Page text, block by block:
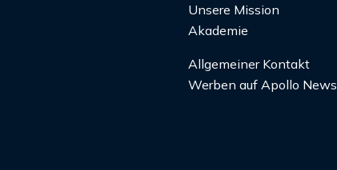
Unsere Mission
Akademie
Allgemeiner Kontakt
Werben auf Apollo News